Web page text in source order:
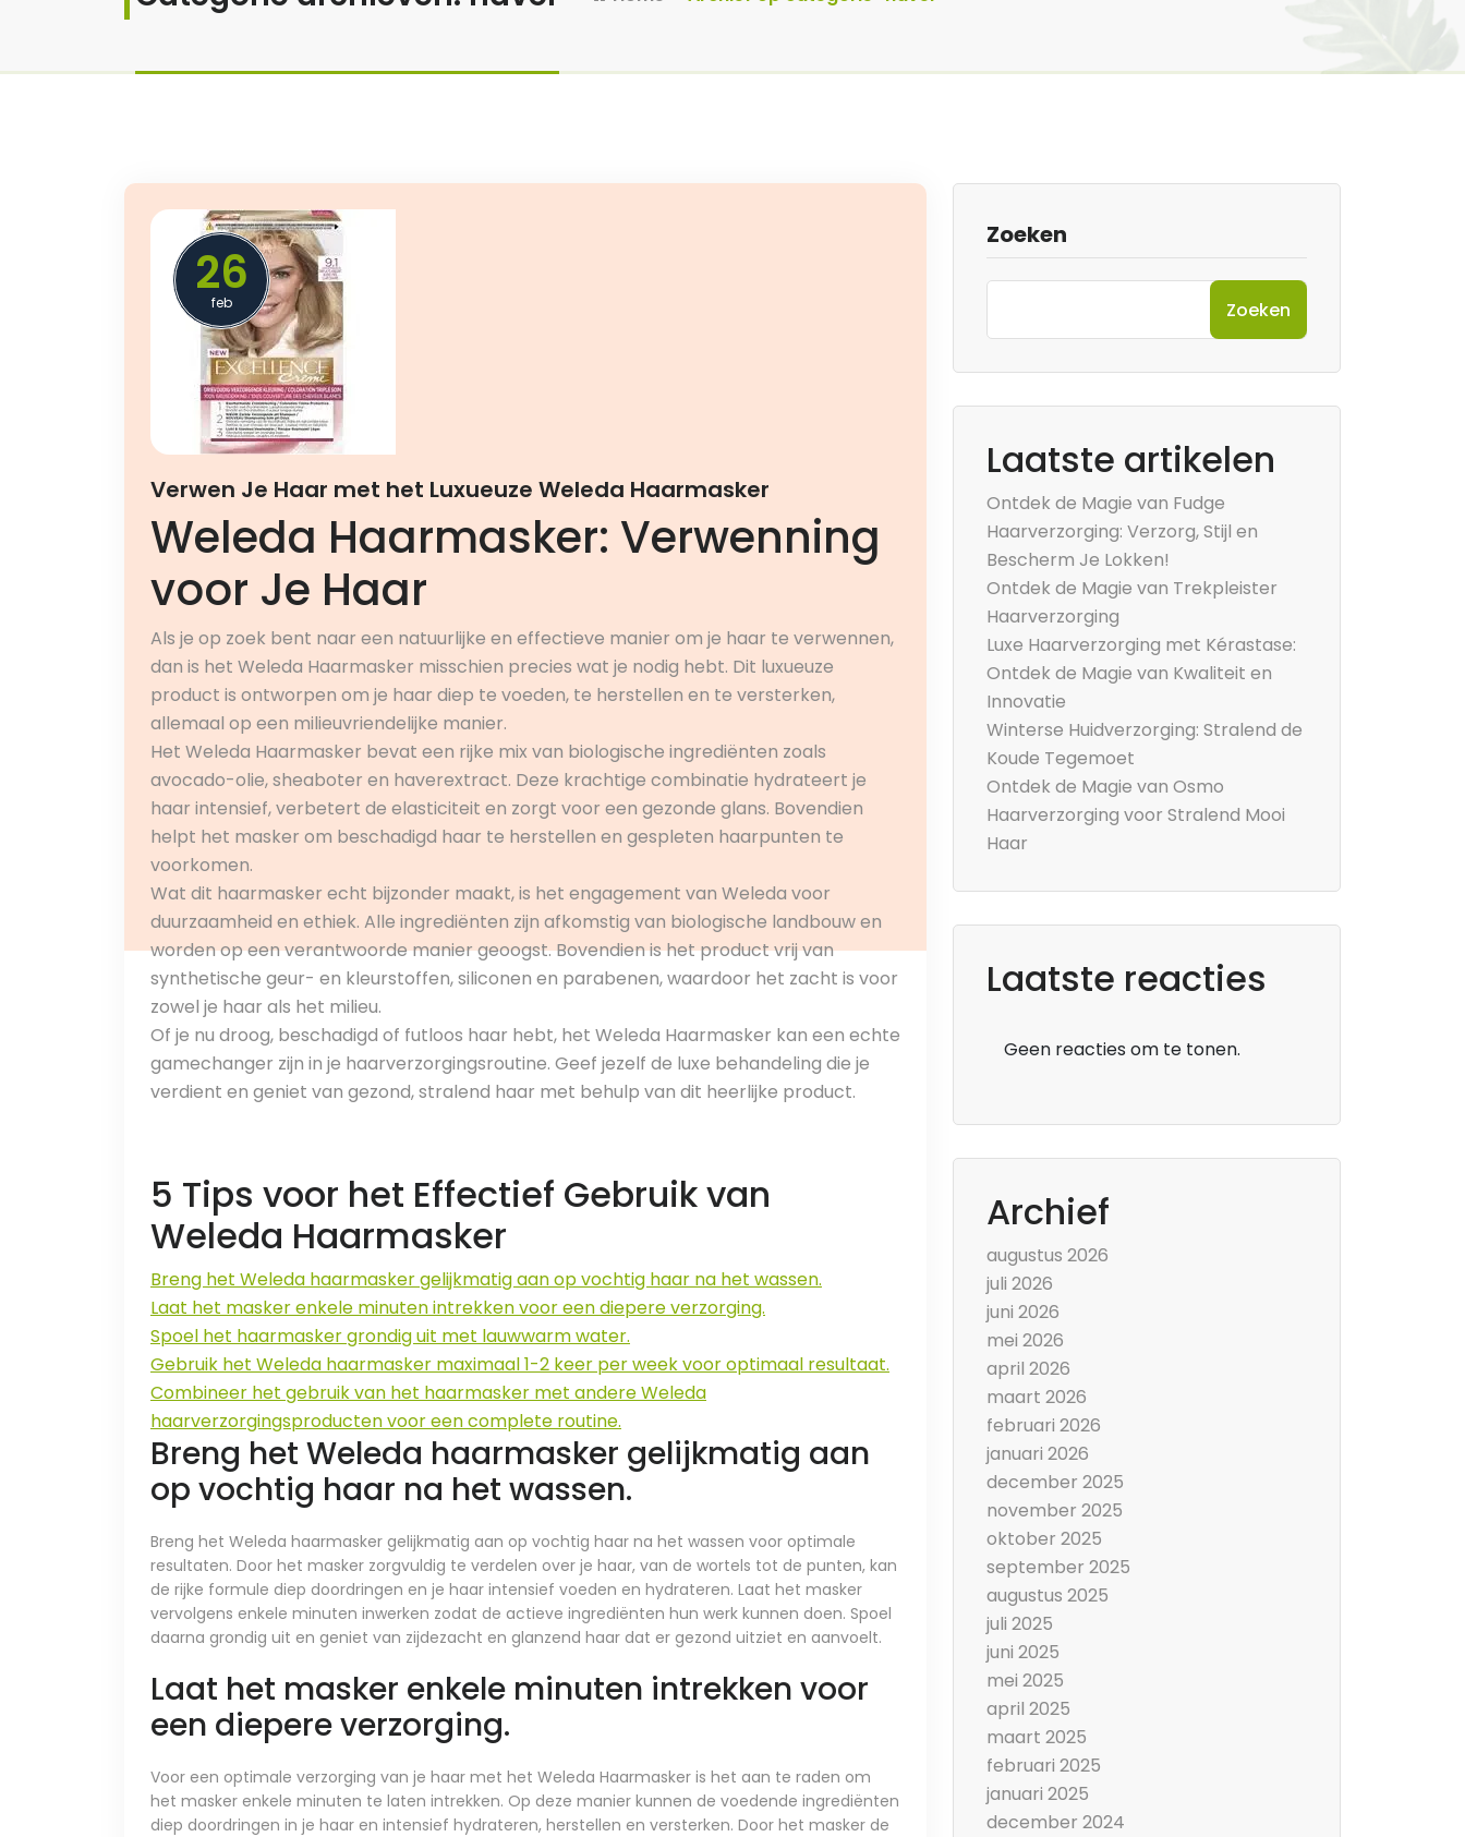
26
feb
Verwen Je Haar met het Luxueuze Weleda Haarmasker
Weleda Haarmasker: Verwenning
voor Je Haar
Als je op zoek bent naar een natuurlijke en effectieve manier om je haar te verwennen,
dan is het Weleda Haarmasker misschien precies wat je nodig hebt. Dit luxueuze
product is ontworpen om je haar diep te voeden, te herstellen en te versterken,
allemaal op een milieuvriendelijke manier.
Het Weleda Haarmasker bevat een rijke mix van biologische ingrediënten zoals
avocado-olie, sheaboter en haverextract. Deze krachtige combinatie hydrateert je
haar intensief, verbetert de elasticiteit en zorgt voor een gezonde glans. Bovendien
helpt het masker om beschadigd haar te herstellen en gespleten haarpunten te
voorkomen.
Wat dit haarmasker echt bijzonder maakt, is het engagement van Weleda voor
duurzaamheid en ethiek. Alle ingrediënten zijn afkomstig van biologische landbouw en
worden op een verantwoorde manier geoogst. Bovendien is het product vrij van
synthetische geur- en kleurstoffen, siliconen en parabenen, waardoor het zacht is voor
zowel je haar als het milieu.
Of je nu droog, beschadigd of futloos haar hebt, het Weleda Haarmasker kan een echte
gamechanger zijn in je haarverzorgingsroutine. Geef jezelf de luxe behandeling die je
verdient en geniet van gezond, stralend haar met behulp van dit heerlijke product.
5 Tips voor het Effectief Gebruik van
Weleda Haarmasker
Breng het Weleda haarmasker gelijkmatig aan op vochtig haar na het wassen.
Laat het masker enkele minuten intrekken voor een diepere verzorging.
Spoel het haarmasker grondig uit met lauwwarm water.
Gebruik het Weleda haarmasker maximaal 1-2 keer per week voor optimaal resultaat.
Combineer het gebruik van het haarmasker met andere Weleda
haarverzorgingsproducten voor een complete routine.
Breng het Weleda haarmasker gelijkmatig aan
op vochtig haar na het wassen.
Breng het Weleda haarmasker gelijkmatig aan op vochtig haar na het wassen voor optimale
resultaten. Door het masker zorgvuldig te verdelen over je haar, van de wortels tot de punten, kan
de rijke formule diep doordringen en je haar intensief voeden en hydrateren. Laat het masker
vervolgens enkele minuten inwerken zodat de actieve ingrediënten hun werk kunnen doen. Spoel
daarna grondig uit en geniet van zijdezacht en glanzend haar dat er gezond uitziet en aanvoelt.
Laat het masker enkele minuten intrekken voor
een diepere verzorging.
Voor een optimale verzorging van je haar met het Weleda Haarmasker is het aan te raden om
het masker enkele minuten te laten intrekken. Op deze manier kunnen de voedende ingrediënten
diep doordringen in je haar en intensief hydrateren, herstellen en versterken. Door het masker de
Zoeken
Zoeken
Laatste artikelen
Ontdek de Magie van Fudge
Haarverzorging: Verzorg, Stijl en
Bescherm Je Lokken!
Ontdek de Magie van Trekpleister
Haarverzorging
Luxe Haarverzorging met Kérastase:
Ontdek de Magie van Kwaliteit en
Innovatie
Winterse Huidverzorging: Stralend de
Koude Tegemoet
Ontdek de Magie van Osmo
Haarverzorging voor Stralend Mooi
Haar
Laatste reacties
Geen reacties om te tonen.
Archief
augustus 2026
juli 2026
juni 2026
mei 2026
april 2026
maart 2026
februari 2026
januari 2026
december 2025
november 2025
oktober 2025
september 2025
augustus 2025
juli 2025
juni 2025
mei 2025
april 2025
maart 2025
februari 2025
januari 2025
december 2024